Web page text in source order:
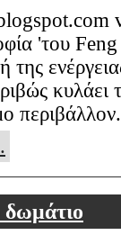
'του
της
κυλάει
περιβάλλον.
δωμάτιο